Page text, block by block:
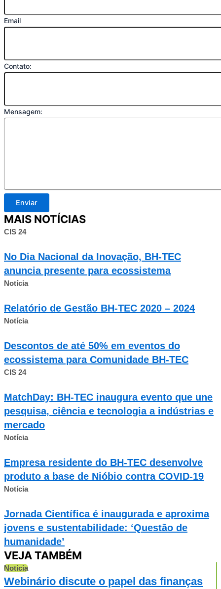
Email
Contato:
Mensagem:
Enviar
MAIS NOTÍCIAS
CIS 24
No Dia Nacional da Inovação, BH-TEC
anuncia presente para ecossistema
Notícia
Relatório de Gestão BH-TEC 2020 – 2024
Notícia
Descontos de até 50% em eventos do
ecossistema para Comunidade BH-TEC
CIS 24
MatchDay: BH-TEC inaugura evento que une
pesquisa, ciência e tecnologia a indústrias e
mercado
Notícia
Empresa residente do BH-TEC desenvolve
produto a base de Nióbio contra COVID-19
Notícia
Jornada Científica é inaugurada e aproxima
jovens e sustentabilidade: ‘Questão de
humanidade’
VEJA TAMBÉM
Notícia
Webinário discute o papel das finanças